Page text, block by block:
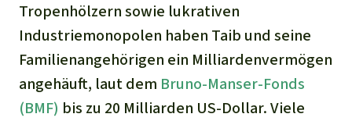
Tropenhölzern sowie lukrativen
Industriemonopolen haben Taib und seine
Familienangehörigen ein Milliardenvermögen
angehäuft, laut dem Bruno-Manser-Fonds
(BMF) bis zu 20 Milliarden US-Dollar. Viele